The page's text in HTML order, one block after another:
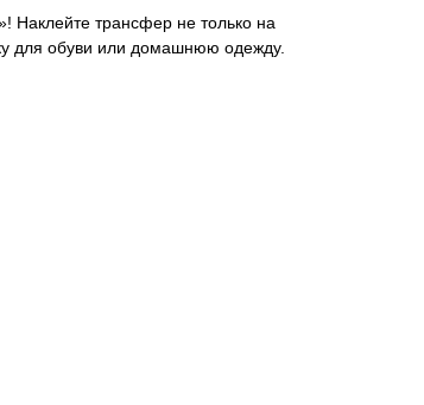
Наклейте трансфер не только на
для обуви или домашнюю одежду.